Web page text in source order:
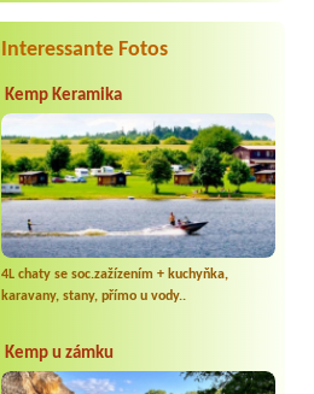
Interessante Fotos
Kemp Keramika
4L chaty se soc.zažízením + kuchyňka,
karavany, stany, přímo u vody..
Kemp u zámku